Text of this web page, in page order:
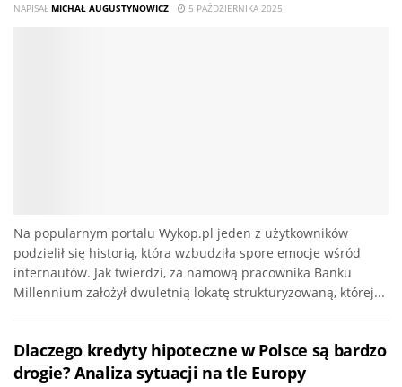
NAPISAŁ MICHAŁ AUGUSTYNOWICZ 5 PAŹDZIERNIKA 2025
Na popularnym portalu Wykop.pl jeden z użytkowników
podzielił się historią, która wzbudziła spore emocje wśród
internautów. Jak twierdzi, za namową pracownika Banku
Millennium założył dwuletnią lokatę strukturyzowaną, której...
Dlaczego kredyty hipoteczne w Polsce są bardzo
drogie? Analiza sytuacji na tle Europy